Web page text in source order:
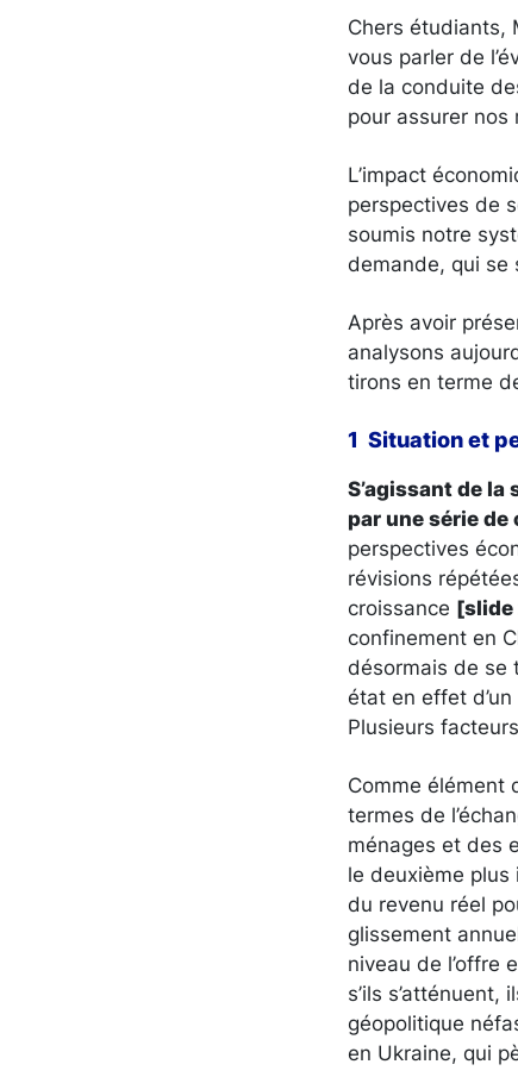
Chers étudiants,
vous parler de
de la conduite
pour assurer
L’impact
perspectives de
soumis notre
demande, qui se
Après avoir
analysons
tirons en terme
1 Situation et
S’agissant de
par une série
perspectives
révisions
croissance [slide
confinement en
désormais de se
état en effet
Plusieurs
Comme élément
termes de
ménages et des
le deuxième
du revenu réel
glissement
niveau de l’offre
s’ils
géopolitique
en Ukraine, qui